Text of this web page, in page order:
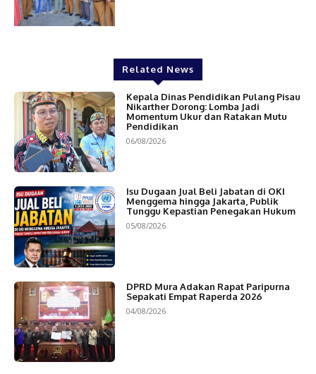
Related News
Kepala Dinas Pendidikan Pulang Pisau
Nikarther Dorong: Lomba Jadi
Momentum Ukur dan Ratakan Mutu
Pendidikan
06/08/2026
Isu Dugaan Jual Beli Jabatan di OKI
Menggema hingga Jakarta, Publik
Tunggu Kepastian Penegakan Hukum
05/08/2026
DPRD Mura Adakan Rapat Paripurna
Sepakati Empat Raperda 2026
04/08/2026